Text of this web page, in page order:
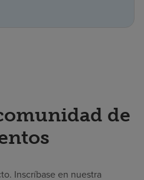
de
Inscríbase en nuestra